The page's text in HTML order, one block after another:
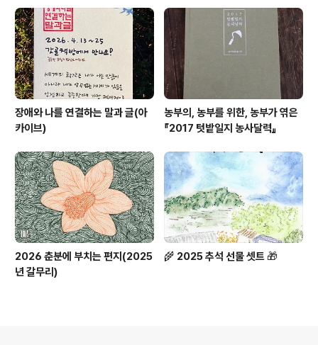
장애와 나를 연결하는 말과 글(아
카이브)
농부의, 농부를 위한, 농부가 엮은
『2017 텃밭일지 농사달력』
2026 춘분에 부치는 편지(2025
년 갈무리)
🌾 2025 추석 선물 셋트 🎁